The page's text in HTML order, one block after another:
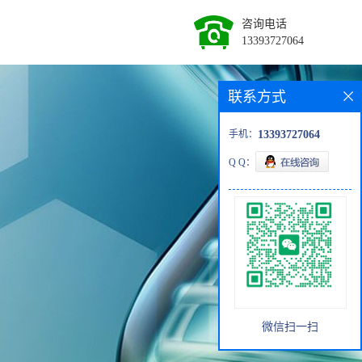
咨询电话
13393727064
联系方式
手机： 13393727064
Q Q：
微信扫一扫